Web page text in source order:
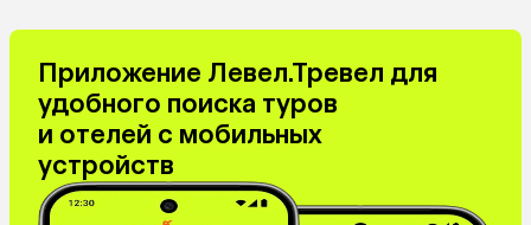
Приложение Левел.Тревел для
удобного поиска туров
и отелей с мобильных
устройств